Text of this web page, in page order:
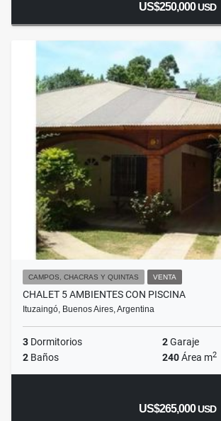
US$250,000USD
CAMPOS, CHACRAS Y QUINTAS VENTA
CHALET 5 AMBIENTES CON PISCINA
Ituzaingó, Buenos Aires, Argentina
3 Dormitorios 2Garaje
2 Baños 240Área m2
US$265,000USD